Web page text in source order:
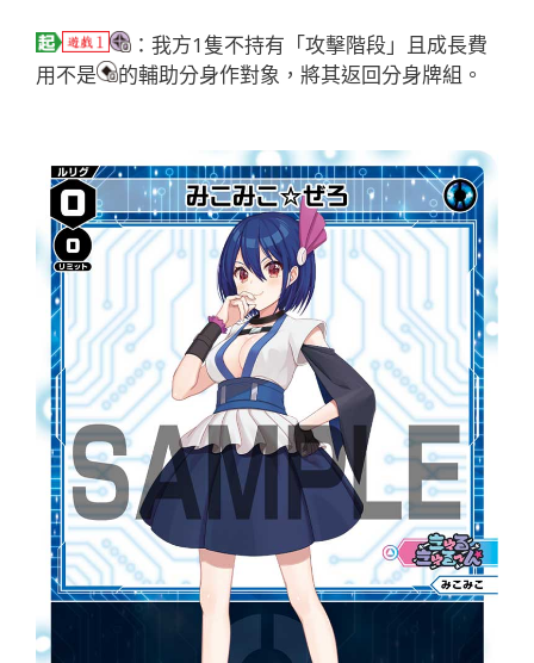
：我方1隻不持有「攻擊階段」且成長費
用不是
的輔助分身作對象，將其返回分身牌組。